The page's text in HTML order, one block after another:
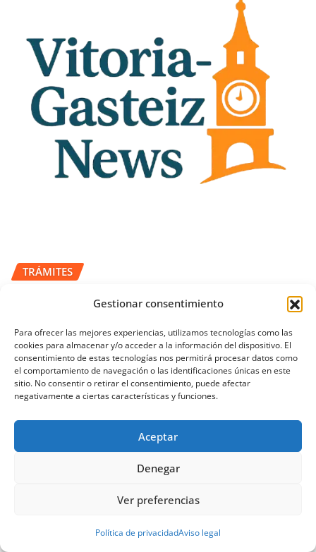
Gestionar consentimiento
Para ofrecer las mejores experiencias, utilizamos tecnologías como las
cookies para almacenar y/o acceder a la información del dispositivo. El
consentimiento de estas tecnologías nos permitirá procesar datos como
el comportamiento de navegación o las identificaciones únicas en este
sitio. No consentir o retirar el consentimiento, puede afectar
negativamente a ciertas características y funciones.
Aceptar
Denegar
Ver preferencias
Política de privacidadAviso legal
TRÁMITES
Cómo solicitar cita previa en el
Pablo Arranz Ene 7, 2025